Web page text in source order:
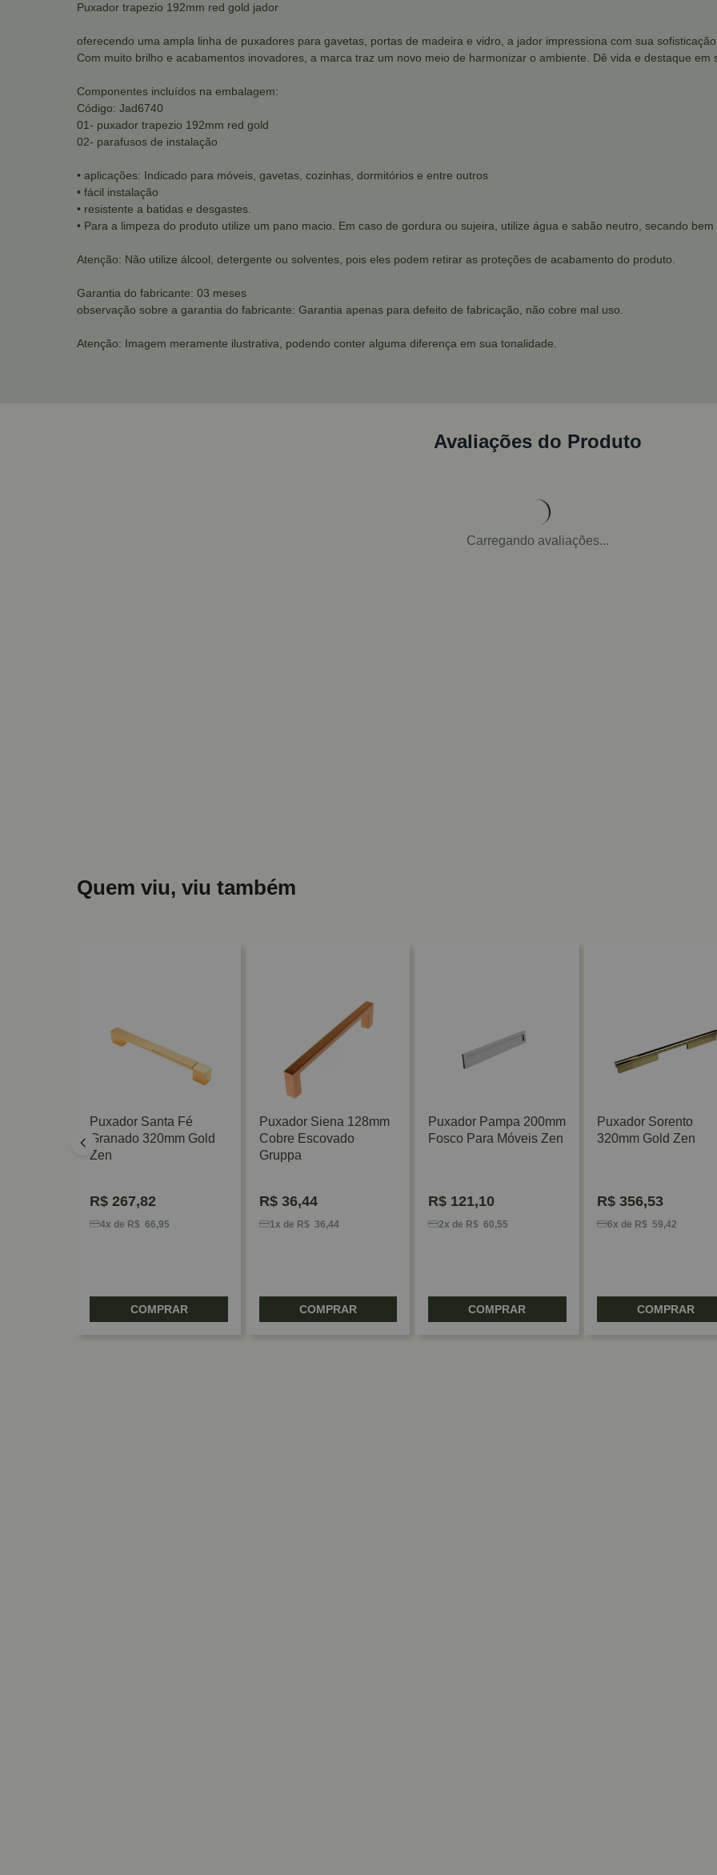
Puxador trapezio 192mm red gold jador
oferecendo uma ampla linha de puxadores para gavetas, portas de madeira e vidro, a jador impressiona com sua sofisticação
Com muito brilho e acabamentos inovadores, a marca traz um novo meio de harmonizar o ambiente. Dê vida e destaque em
Componentes incluídos na embalagem:
Código: Jad6740
01- puxador trapezio 192mm red gold
02- parafusos de instalação
• aplicações: Indicado para móveis, gavetas, cozinhas, dormitórios e entre outros
• fácil instalação
• resistente a batidas e desgastes.
• Para a limpeza do produto utilize um pano macio. Em caso de gordura ou sujeira, utilize água e sabão neutro, secando bem
Atenção: Não utilize álcool, detergente ou solventes, pois eles podem retirar as proteções de acabamento do produto.
Garantia do fabricante: 03 meses
observação sobre a garantia do fabricante: Garantia apenas para defeito de fabricação, não cobre mal uso.
Atenção: Imagem meramente ilustrativa, podendo conter alguma diferença em sua tonalidade.
Avaliações do Produto
Carregando avaliações...
Quem viu, viu também
Puxador Santa Fé
Granado 320mm Gold
Zen
R$ 267,82
4x de R$ 66,95
COMPRAR
Puxador Siena 128mm
Cobre Escovado
Gruppa
R$36,44
1x de R$ 36,44
COMPRAR
Puxador Pampa 200mm
Fosco Para Móveis Zen
R$121,10
2x de R$ 60,55
COMPRAR
Puxador Sorento
320mm Gold Zen
R$356,53
6x de R$ 59,42
COMPRAR